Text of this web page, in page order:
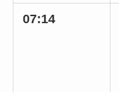
07:14